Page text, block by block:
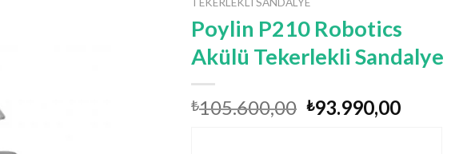
Poylin P210 Robotics
Akülü Tekerlekli Sandalye
₺105.600,00 Original
₺93.990,00Current